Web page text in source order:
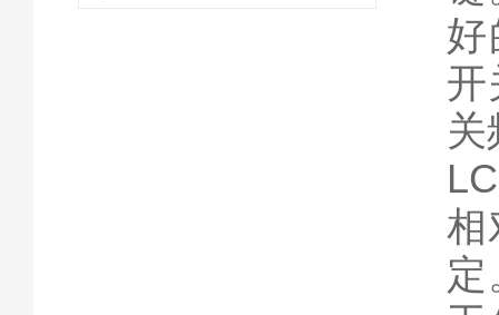
好
开
关
相